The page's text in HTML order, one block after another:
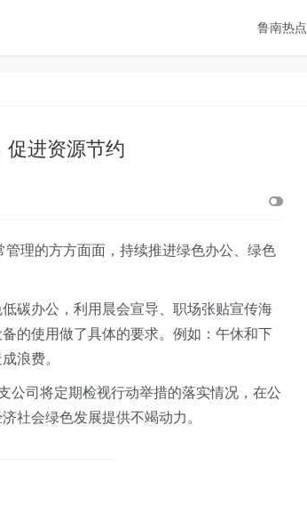
鲁南热点
促进资源节约
管理的方方面面，持续推进绿色办公、绿色
碳办公，利用晨会宣导、职场张贴宣传海
的使用做了具体的要求。例如：午休和下
浪费。
公司将定期检视行动举措的落实情况，在公
社会绿色发展提供不竭动力。